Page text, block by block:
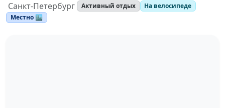
Санкт-Петербург Активный отдых
На велосипеде
Местно 🏙️